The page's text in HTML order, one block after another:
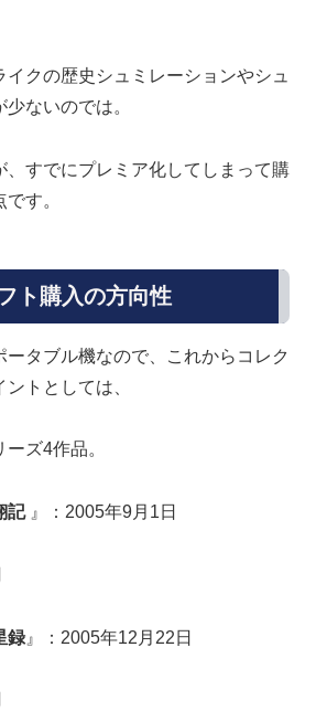
クの歴史シュミレーションやシュ
ないのでは。
、すでにプレミア化してしまって購
す。
ト購入の方向性
タブル機なので、これからコレク
トとしては、
ーズ4作品。
記』：2005年9月1日
録 』：2005年12月22日